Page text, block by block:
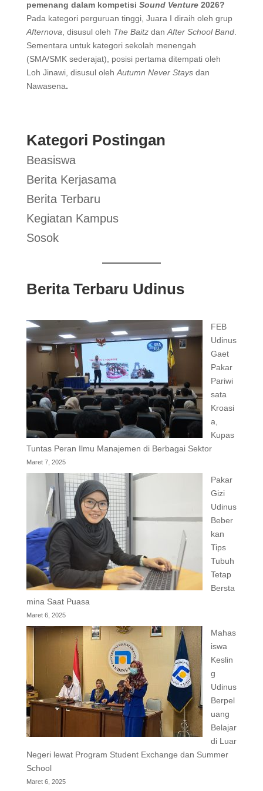
pemenang dalam kompetisi Sound Venture2026?
Pada kategori perguruan tinggi, Juara I diraih oleh grup
Afternova , disusul oleh The Baitzdan After School Band.
Sementara untuk kategori sekolah menengah
(SMA/SMK sederajat), posisi pertama ditempati oleh
Loh Jinawi, disusul oleh Autumn Never Staysdan
Nawasena.
Kategori Postingan
Beasiswa
Berita Kerjasama
Berita Terbaru
Kegiatan Kampus
Sosok
Berita Terbaru Udinus
FEB
Udinus
Gaet
Pakar
Pariwi
sata
Kroasi
a,
Kupas
Tuntas Peran Ilmu Manajemen di Berbagai Sektor
Maret 7, 2025
Pakar
Gizi
Udinus
Beber
kan
Tips
Tubuh
Tetap
Bersta
mina Saat Puasa
Maret 6, 2025
Mahas
iswa
Keslin
g
Udinus
Berpel
uang
Belajar
di Luar
Negeri lewat Program Student Exchange dan Summer
School
Maret 6, 2025